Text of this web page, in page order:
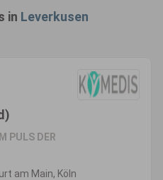
in Leverkusen
PULS DER
am Main, Köln